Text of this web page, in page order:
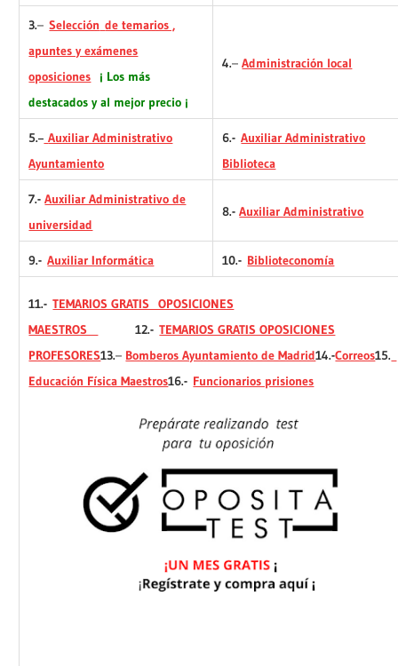
3.– Selección de temarios ,
apuntes y exámenes
oposiciones
¡ Los más
destacados y al mejor precio ¡
4.–Administración local
5.– Auxiliar Administrativo
Ayuntamiento
6.-Auxiliar Administrativo
Biblioteca
7.-Auxiliar Administrativo de
universidad
8.-Auxiliar Administrativo
9.-Auxiliar Informática 10.- Biblioteconomía
11.-TEMARIOS GRATIS OPOSICIONES
MAESTROS
12.-TEMARIOS GRATIS OPOSICIONES
PROFESORES13.– Bomberos Ayuntamiento de Madrid14.-Correos15.
Educación Física Maestros16.- Funcionarios prisiones